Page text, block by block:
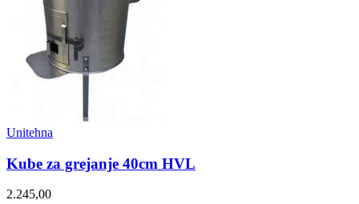
Unitehna
Kube za grejanje 40cm HVL
2.245,00